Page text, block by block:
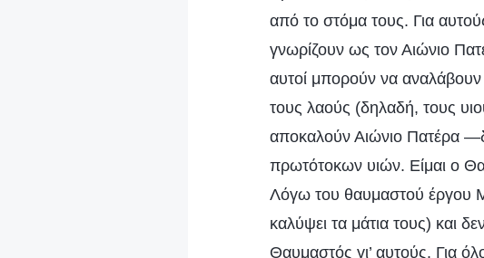
από το στόμα τους. Για
γνωρίζουν ως τον Αιώνιο
αυτοί μπορούν να αναλάβουν
τους λαούς (δηλαδή, τους
αποκαλούν Αιώνιο Πατέρα
πρωτότοκων υιών. Είμαι ο
Λόγω του θαυμαστού έργου
καλύψει τα μάτια τους) και
Θαυμαστός γι’ αυτούς. Για